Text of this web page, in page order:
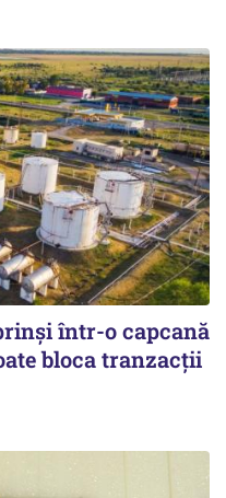
într-o capcană
bloca tranzacții